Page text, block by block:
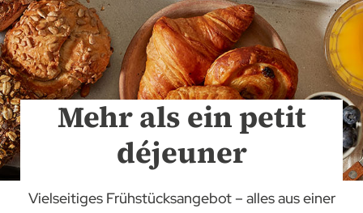
Mehr als ein petit
déjeuner
Vielseitiges Frühstücksangebot – alles aus einer